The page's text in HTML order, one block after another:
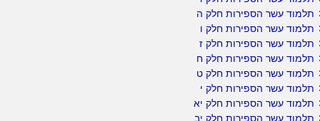
תלמוד עשר הספירות חלק ה
תלמוד עשר הספירות חלק ו
תלמוד עשר הספירות חלק ז
תלמוד עשר הספירות חלק ח
תלמוד עשר הספירות חלק ט
תלמוד עשר הספירות חלק י
תלמוד עשר הספירות חלק יא
תלמוד עשר הספירות חלק יב